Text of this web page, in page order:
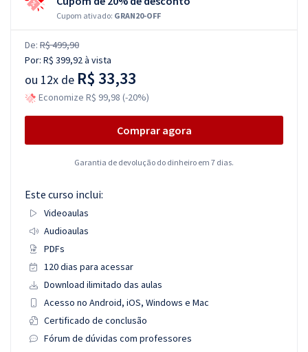
Cupom ativado: GRAN20-OFF
De: R$ 499,90
Por: R$ 399,92à vista
ou 12x de R$ 33,33
Economize R$ 99,98 (-20%)
Comprar agora
Garantia de devolução do dinheiro em 7 dias.
Este curso inclui:
Videoaulas
Audioaulas
PDFs
120 dias para acessar
Download ilimitado das aulas
Acesso no Android, iOS, Windows e Mac
Certificado de conclusão
Fórum de dúvidas com professores